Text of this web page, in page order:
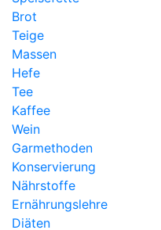
Brot
Teige
Massen
Hefe
Tee
Kaffee
Wein
Garmethoden
Konservierung
Nährstoffe
Ernährungslehre
Diäten